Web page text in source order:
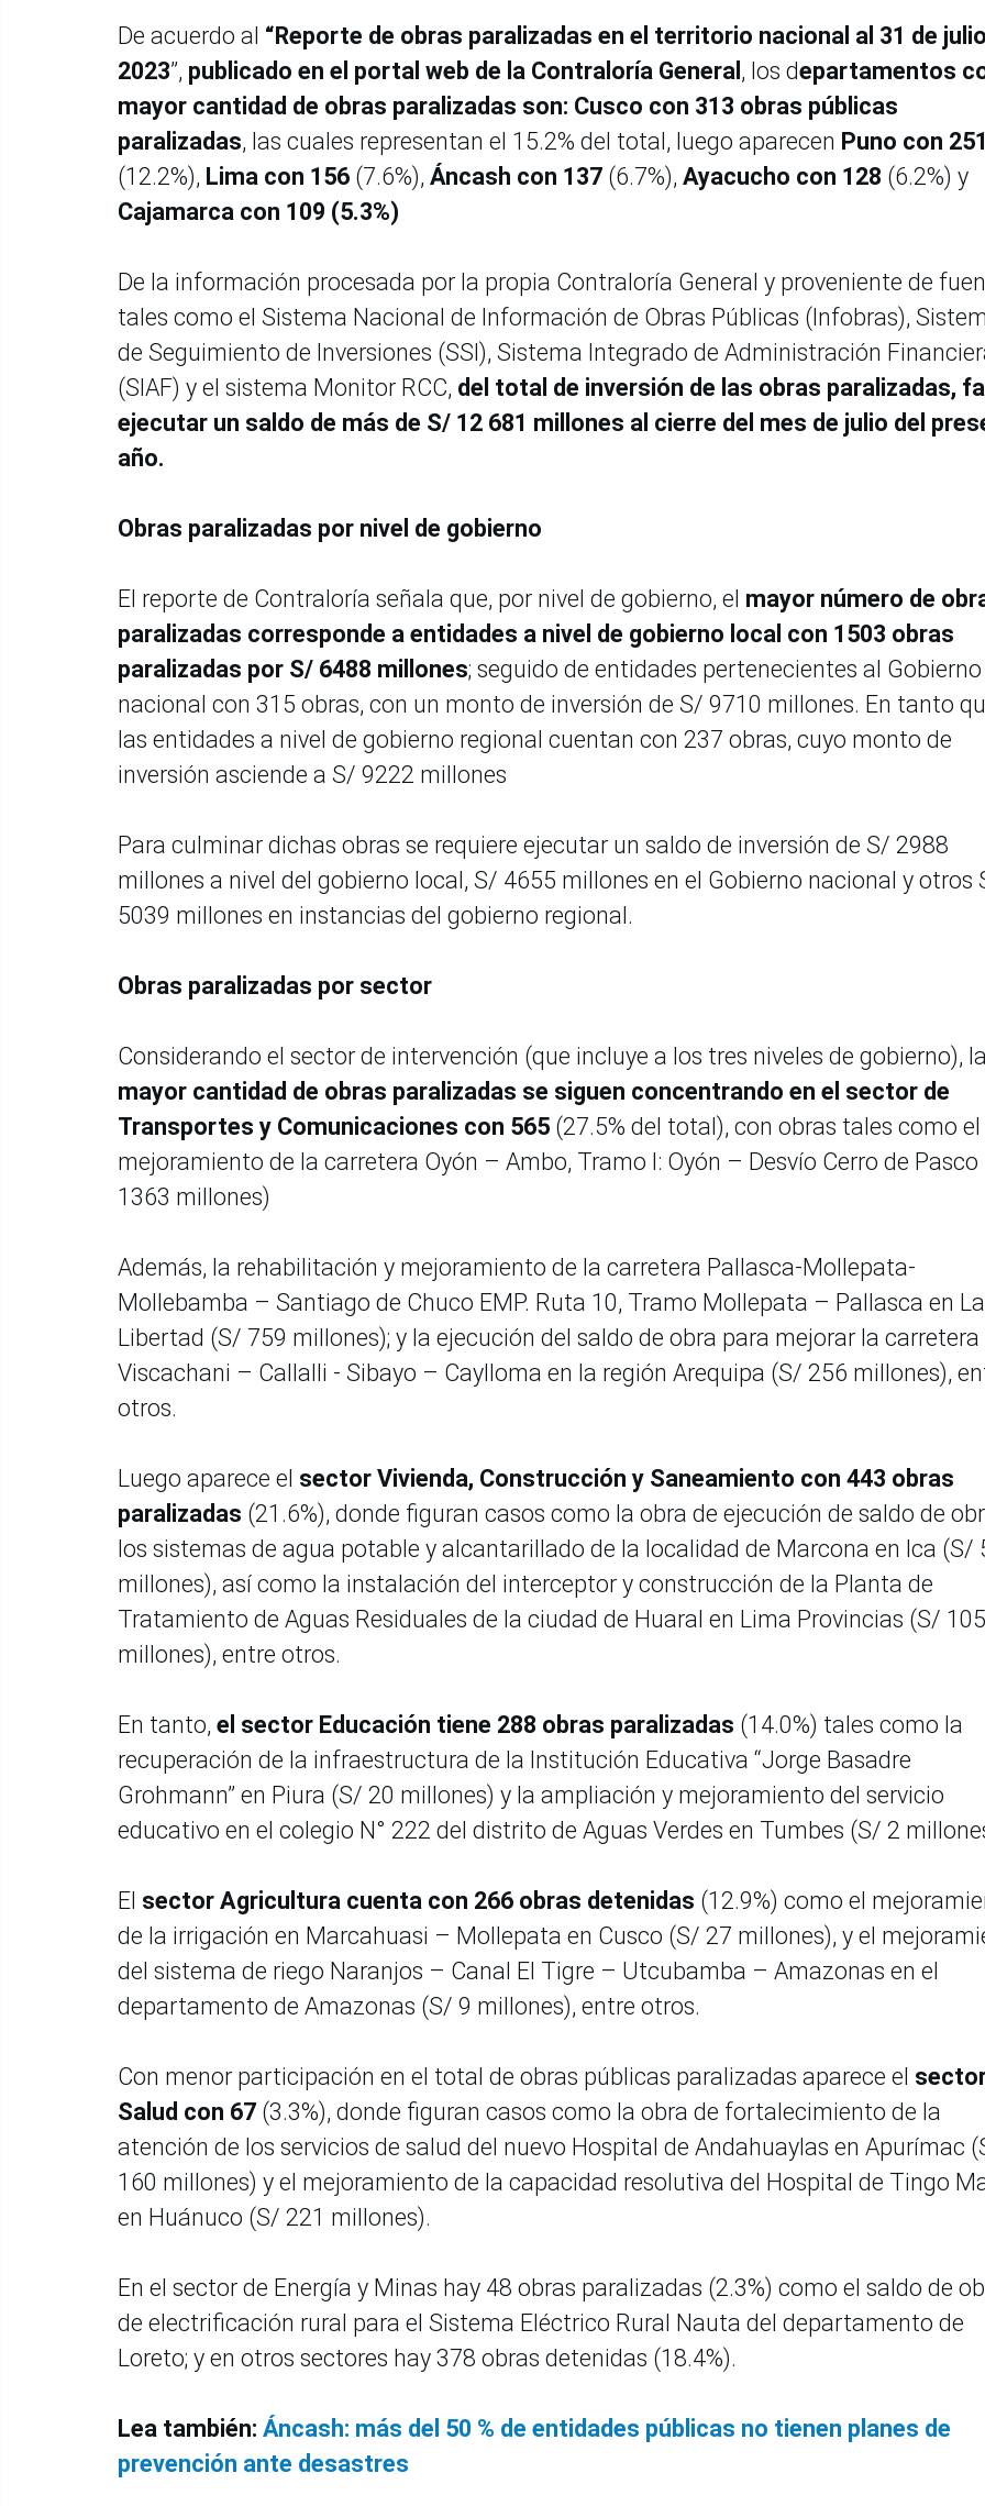
De acuerdo al “Reporte de obras paralizadas en el territorio nacional al 31 de
2023”, publicado en el portal web de la Contraloría General , los departamentos
mayor cantidad de obras paralizadas son: Cusco con 313 obras públicas
paralizadas, las cuales representan el 15.2% del total, luego aparecen Puno con 251
(12.2%), Lima con 156 (7.6%), Áncash con 137 (6.7%), Ayacucho con 128 (6.2%) y
Cajamarca con 109 (5.3%)
De la información procesada por la propia Contraloría General y proveniente de
tales como el Sistema Nacional de Información de Obras Públicas (Infobras),
de Seguimiento de Inversiones (SSI), Sistema Integrado de Administración
(SIAF) y el sistema Monitor RCC, del total de inversión de las obras paralizadas,
ejecutar un saldo de más de S/ 12 681 millones al cierre del mes de julio del
año.
Obras paralizadas por nivel de gobierno
El reporte de Contraloría señala que, por nivel de gobierno, el mayor número de
paralizadas corresponde a entidades a nivel de gobierno local con 1503 obras
paralizadas por S/ 6488 millones; seguido de entidades pertenecientes al Gobierno
nacional con 315 obras, con un monto de inversión de S/ 9710 millones. En tanto
las entidades a nivel de gobierno regional cuentan con 237 obras, cuyo monto de
inversión asciende a S/ 9222 millones
Para culminar dichas obras se requiere ejecutar un saldo de inversión de S/ 2988
millones a nivel del gobierno local, S/ 4655 millones en el Gobierno nacional y otros
5039 millones en instancias del gobierno regional.
Obras paralizadas por sector
Considerando el sector de intervención (que incluye a los tres niveles de gobierno), la
mayor cantidad de obras paralizadas se siguen concentrando en el sector de
Transportes y Comunicaciones con 565 (27.5% del total), con obras tales como el
mejoramiento de la carretera Oyón – Ambo, Tramo I: Oyón – Desvío Cerro de Pasco
1363 millones)
Además, la rehabilitación y mejoramiento de la carretera Pallasca-Mollepata-
Mollebamba – Santiago de Chuco EMP. Ruta 10, Tramo Mollepata – Pallasca en La
Libertad (S/ 759 millones); y la ejecución del saldo de obra para mejorar la carretera
Viscachani – Callalli - Sibayo – Caylloma en la región Arequipa (S/ 256 millones),
otros.
Luego aparece el sector Vivienda, Construcción y Saneamiento con 443 obras
paralizadas (21.6%), donde figuran casos como la obra de ejecución de saldo de
los sistemas de agua potable y alcantarillado de la localidad de Marcona en Ica (S/
millones), así como la instalación del interceptor y construcción de la Planta de
Tratamiento de Aguas Residuales de la ciudad de Huaral en Lima Provincias (S/ 105
millones), entre otros.
En tanto, el sector Educación tiene 288 obras paralizadas (14.0%) tales como la
recuperación de la infraestructura de la Institución Educativa “Jorge Basadre
Grohmann” en Piura (S/ 20 millones) y la ampliación y mejoramiento del servicio
educativo en el colegio N° 222 del distrito de Aguas Verdes en Tumbes (S/ 2
El sector Agricultura cuenta con 266 obras detenidas (12.9%) como el
de la irrigación en Marcahuasi – Mollepata en Cusco (S/ 27 millones), y el
del sistema de riego Naranjos – Canal El Tigre – Utcubamba – Amazonas en el
departamento de Amazonas (S/ 9 millones), entre otros.
Con menor participación en el total de obras públicas paralizadas aparece el
Salud con 67 (3.3%), donde figuran casos como la obra de fortalecimiento de la
atención de los servicios de salud del nuevo Hospital de Andahuaylas en Apurímac
160 millones) y el mejoramiento de la capacidad resolutiva del Hospital de Tingo
en Huánuco (S/ 221 millones).
En el sector de Energía y Minas hay 48 obras paralizadas (2.3%) como el saldo de
de electrificación rural para el Sistema Eléctrico Rural Nauta del departamento de
Loreto; y en otros sectores hay 378 obras detenidas (18.4%).
Lea también: Áncash: más del 50 % de entidades públicas no tienen planes de
prevención ante desastres